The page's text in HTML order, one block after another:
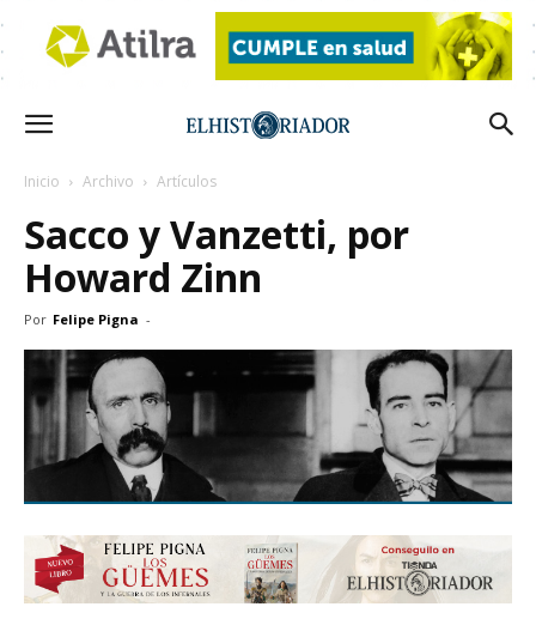
Inicio Archivo Artículos
Sacco y Vanzetti, por
Howard Zinn
Por Felipe Pigna -